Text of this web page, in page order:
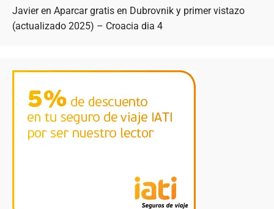
Javieren Aparcar gratis en Dubrovnik y primer vistazo
(actualizado 2025) – Croacia dia 4